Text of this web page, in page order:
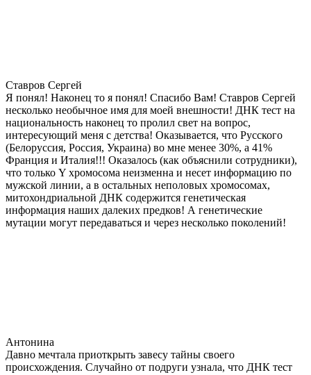
Ставров Сергей
Я понял! Наконец то я понял! Спасибо Вам! Ставров Сергей
несколько необычное имя для моей внешности! ДНК тест на
национальность наконец то пролил свет на вопрос,
интересующий меня с детства! Оказывается, что Русского
(Белоруссия, Россия, Украина) во мне менее 30%, а 41%
Франция и Италия!!! Оказалось (как объяснили сотрудники),
что только Y хромосома неизменна и несет информацию по
мужской линии, а в остальных неполовых хромосомах,
митохондриальной ДНК содержится генетическая
информация наших далеких предков! А генетические
мутации могут передаваться и через несколько поколений!
Антонина
Давно мечтала приоткрыть завесу тайны своего
происхождения. Случайно от подруги узнала, что ДНК тест